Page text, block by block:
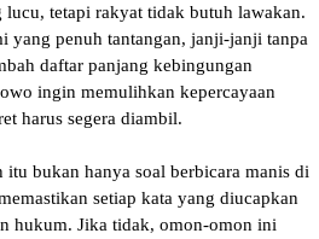
lucu, tetapi rakyat tidak butuh lawakan.
yang penuh tantangan, janji-janji tanpa
daftar panjang kebingungan
ingin memulihkan kepercayaan
harus segera diambil.
itu bukan hanya soal berbicara manis di
setiap kata yang diucapkan
hukum. Jika tidak, omon-omon ini